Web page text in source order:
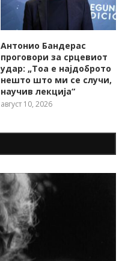
Антонио Бандерас
проговори за срцевиот
удар: „Тоа е најдоброто
нешто што ми се случи,
научив лекција“
август 10, 2026